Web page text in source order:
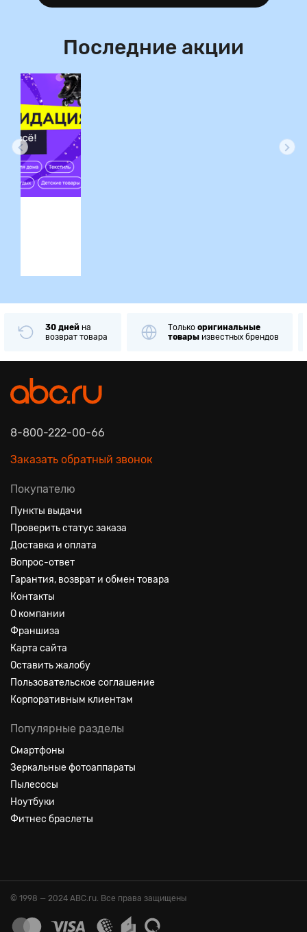
Последние акции
30 дней на
возврат товара
Только оригинальные
товары известных брендов
8-800-222-00-66
Заказать обратный звонок
Покупателю
Пункты выдачи
Проверить статус заказа
Доставка и оплата
Вопрос-ответ
Гарантия, возврат и обмен товара
Контакты
О компании
Франшиза
Карта сайта
Оставить жалобу
Пользовательское соглашение
Корпоративным клиентам
Популярные разделы
Смартфоны
Зеркальные фотоаппараты
Пылесосы
Ноутбуки
Фитнес браслеты
© 1998 — 2024 ABC.ru. Все права защищены